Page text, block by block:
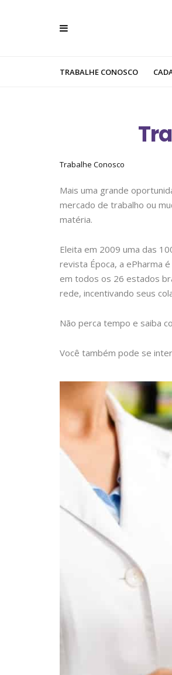
TRABALHE CONOSCO
Trabalhe Conosco
Mais uma grande
mercado de trabalho ou
matéria.
Eleita em 2009 uma das
revista Época, a ePharma
em todos os 26 estados
rede, incentivando seus
Não perca tempo e saiba
Você também pode se